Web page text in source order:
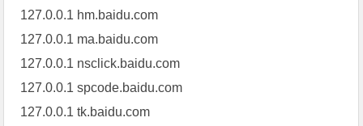
127.0.0.1 hm.baidu.com
127.0.0.1 ma.baidu.com
127.0.0.1 nsclick.baidu.com
127.0.0.1 spcode.baidu.com
127.0.0.1 tk.baidu.com